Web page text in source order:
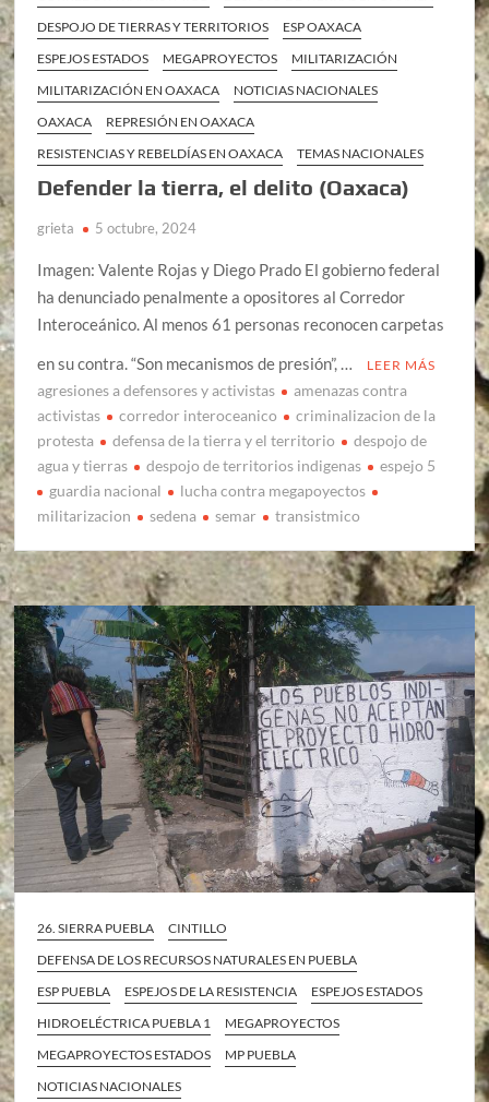
DESPOJO DE TIERRAS Y TERRITORIOS
ESP OAXACA
ESPEJOS ESTADOS
MEGAPROYECTOS
MILITARIZACIÓN
MILITARIZACIÓN EN OAXACA
NOTICIAS NACIONALES
OAXACA
REPRESIÓN EN OAXACA
RESISTENCIAS Y REBELDÍAS EN OAXACA
TEMAS NACIONALES
Defender la tierra, el delito (Oaxaca)
grieta 5 octubre, 2024
Imagen: Valente Rojas y Diego Prado El gobierno federal
ha denunciado penalmente a opositores al Corredor
Interoceánico. Al menos 61 personas reconocen carpetas
en su contra. “Son mecanismos de presión”, …
LEER MÁS
agresiones a defensores y activistas
amenazas contra
activistas
corredor interoceanico
criminalizacion de la
protesta
defensa de la tierra y el territorio
despojo de
agua y tierras
despojo de territorios indigenas
espejo 5
guardia nacional
lucha contra megapoyectos
militarizacion
sedena semar transistmico
26. SIERRA PUEBLA
CINTILLO
DEFENSA DE LOS RECURSOS NATURALES EN PUEBLA
ESP PUEBLA
ESPEJOS DE LA RESISTENCIA
ESPEJOS ESTADOS
HIDROELÉCTRICA PUEBLA 1
MEGAPROYECTOS
MEGAPROYECTOS ESTADOS
MP PUEBLA
NOTICIAS NACIONALES